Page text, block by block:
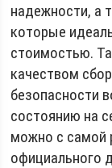
надежности, а
которые
стоимостью.
качеством
безопасности
состоянию на
можно с самой
официального